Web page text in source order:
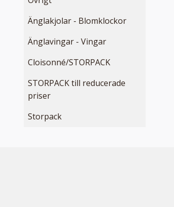
Änglakjolar - Blomklockor
Änglavingar - Vingar
Cloisonné/STORPACK
STORPACK till reducerade
priser
Storpack